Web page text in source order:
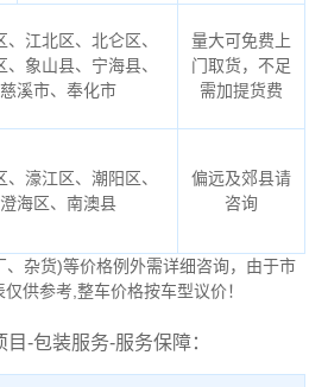
江北区、北仑区、
象山县、宁海县、
溪市、奉化市
量大可免费上
门取货，不足
需加提货费
濠江区、潮阳区、
海区、南澳县
偏远及郊县请
咨询
杂货)等价格例外需详细咨询，由于市
供参考,整车价格按车型议价！
-包装服务-服务保障：